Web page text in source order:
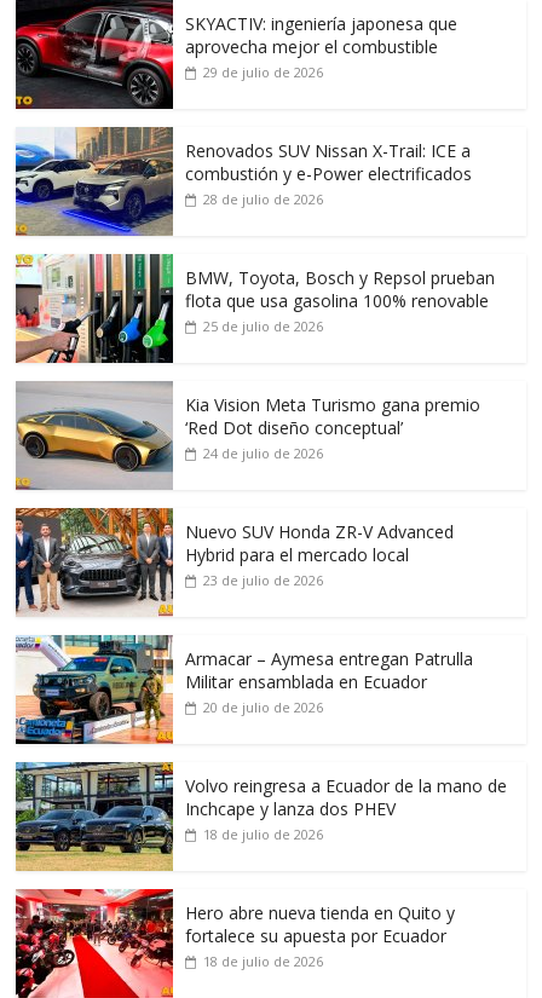
SKYACTIV: ingeniería japonesa que
aprovecha mejor el combustible
29 de julio de 2026
Renovados SUV Nissan X-Trail: ICE a
combustión y e-Power electrificados
28 de julio de 2026
BMW, Toyota, Bosch y Repsol prueban
flota que usa gasolina 100% renovable
25 de julio de 2026
Kia Vision Meta Turismo gana premio
‘Red Dot diseño conceptual’
24 de julio de 2026
Nuevo SUV Honda ZR-V Advanced
Hybrid para el mercado local
23 de julio de 2026
Armacar – Aymesa entregan Patrulla
Militar ensamblada en Ecuador
20 de julio de 2026
Volvo reingresa a Ecuador de la mano de
Inchcape y lanza dos PHEV
18 de julio de 2026
Hero abre nueva tienda en Quito y
fortalece su apuesta por Ecuador
18 de julio de 2026